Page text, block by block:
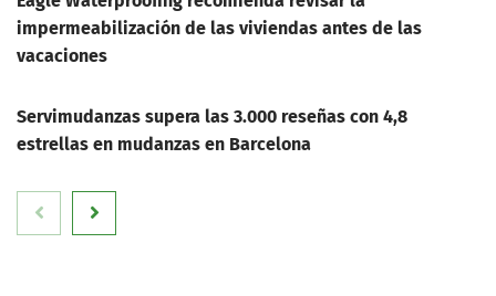
impermeabilización de las viviendas antes de las
vacaciones
Servimudanzas supera las 3.000 reseñas con 4,8
estrellas en mudanzas en Barcelona